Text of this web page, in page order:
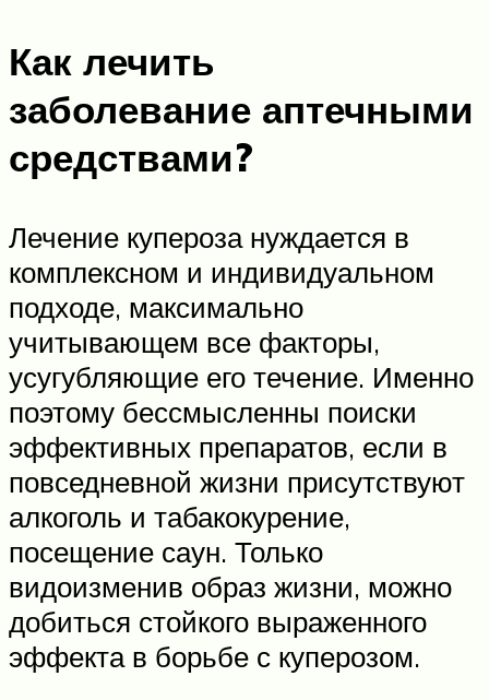
Как лечить
заболевание аптечными
средствами?
Лечение купероза нуждается в
комплексном и индивидуальном
подходе, максимально
учитывающем все факторы,
усугубляющие его течение. Именно
поэтому бессмысленны поиски
эффективных препаратов, если в
повседневной жизни присутствуют
алкоголь и табакокурение,
посещение саун. Только
видоизменив образ жизни, можно
добиться стойкого выраженного
эффекта в борьбе с куперозом.